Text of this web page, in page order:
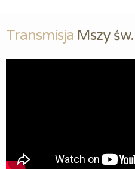
Transmisja Mszy św.